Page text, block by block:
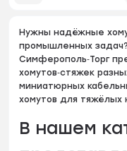
Нужны надёжные
промышленных
Симферополь‑Торг
хомутов‑стяжек
миниатюрных
хомутов для тяжёлых
В нашем